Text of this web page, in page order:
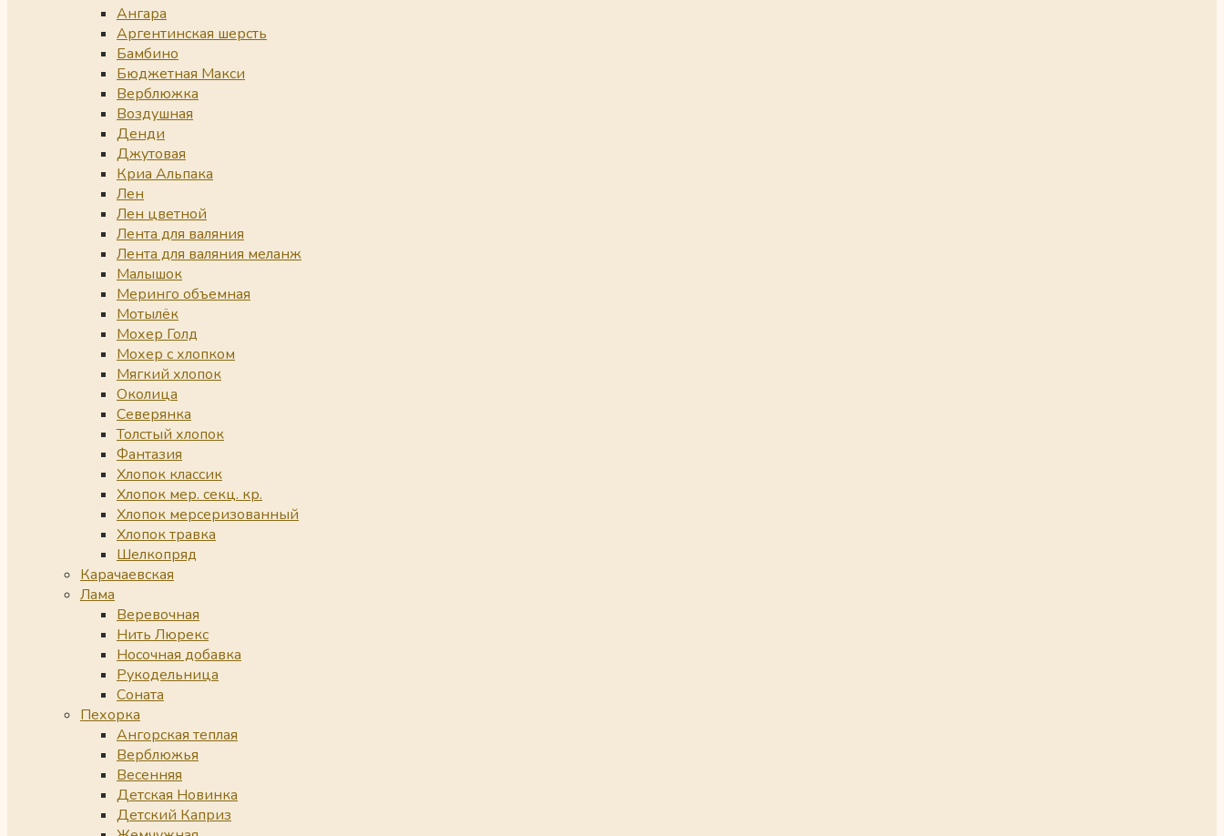
Ангара
Аргентинская шерсть
Бамбино
Бюджетная Макси
Верблюжка
Воздушная
Денди
Джутовая
Криа Альпака
Лен
Лен цветной
Лента для валяния
Лента для валяния меланж
Малышок
Меринго объемная
Мотылёк
Мохер Голд
Мохер с хлопком
Мягкий хлопок
Околица
Северянка
Толстый хлопок
Фантазия
Хлопок классик
Хлопок мер. секц. кр.
Хлопок мерсеризованный
Хлопок травка
Шелкопряд
Карачаевская
Лама
Веревочная
Нить Люрекс
Носочная добавка
Рукодельница
Соната
Пехорка
Ангорская теплая
Верблюжья
Весенняя
Детская Новинка
Детский Каприз